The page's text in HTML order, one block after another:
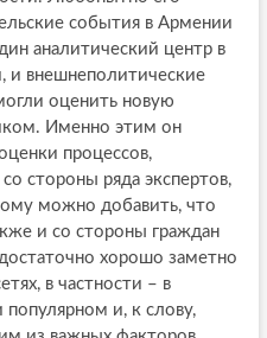
события в Армении
аналитический центр в
и внешнеполитические
оценить новую
Именно этим он
процессов,
стороны ряда экспертов,
можно добавить, что
и со стороны граждан
хорошо заметно
в частности – в
и, к слову,